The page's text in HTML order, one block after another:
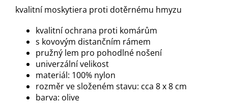
kvalitní moskytiera proti dotěrnému hmyzu
kvalitní ochrana proti komárům
s kovovým distančním rámem
pružný lem pro pohodlné nošení
univerzální velikost
materiál: 100% nylon
rozměr ve složeném stavu: cca 8 x 8 cm
barva: olive